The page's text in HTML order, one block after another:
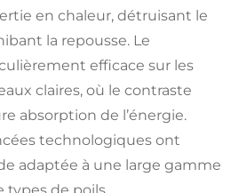
en chaleur, détruisant le
la repousse. Le
efficace sur les
claires, où le contraste
absorption de l’énergie.
technologiques ont
adaptée à une large gamme
types de poils.